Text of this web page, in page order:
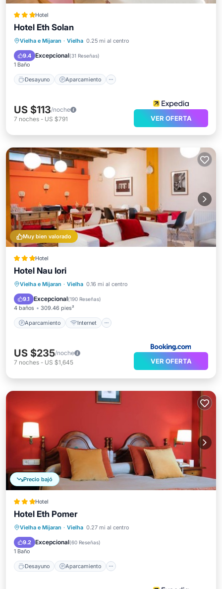
Hotel
Hotel Eth Solan
Vielha e Mijaran · Vielha 0.25 mi al centro
9.4 Excepcional(31 Reseñas)
1 Baño
Desayuno Aparcamiento
Desayuno Aparcamiento
Esquí
US $113/noche
7 noches - US $791 VER OFERTA
Muy bien valorado
Hotel
Hotel Nau Iori
Vielha e Mijaran · Vielha 0.16 mi al centro
9.1 Excepcional(190 Reseñas)
4 baños 309.46 pies²
Aparcamiento Internet
Aparcamiento
Internet
Apto para niños
US $235/noche
7 noches - US $1,645 VER OFERTA
Precio bajó
Hotel
Hotel Eth Pomer
Vielha e Mijaran · Vielha 0.27 mi al centro
9.2 Excepcional(60 Reseñas)
1 Baño
Desayuno Aparcamiento
Desayuno Aparcamiento
Balcón/Terraza